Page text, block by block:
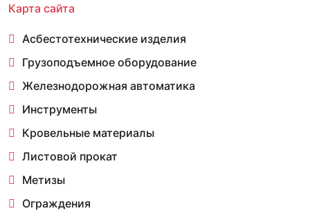
Карта сайта
Асбестотехнические изделия
Грузоподъемное оборудование
Железнодорожная автоматика
Инструменты
Кровельные материалы
Листовой прокат
Метизы
Ограждения